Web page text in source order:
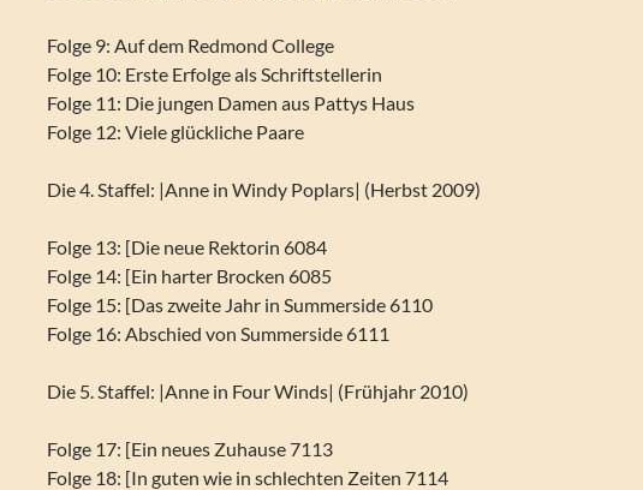
Folge 9: Auf dem Redmond College
Folge 10: Erste Erfolge als Schriftstellerin
Folge 11: Die jungen Damen aus Pattys Haus
Folge 12: Viele glückliche Paare
Die 4. Staffel: |Anne in Windy Poplars| (Herbst 2009)
Folge 13: [Die neue Rektorin 6084
Folge 14: [Ein harter Brocken 6085
Folge 15: [Das zweite Jahr in Summerside 6110
Folge 16: Abschied von Summerside 6111
Die 5. Staffel: |Anne in Four Winds| (Frühjahr 2010)
Folge 17: [Ein neues Zuhause 7113
Folge 18: [In guten wie in schlechten Zeiten 7114